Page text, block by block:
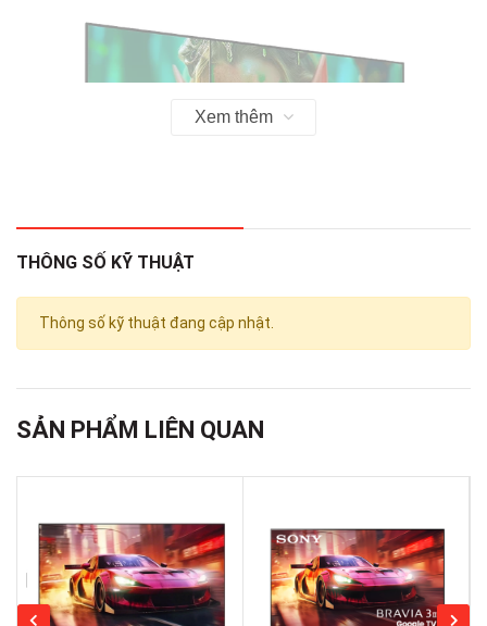
Nâng cấp chất lượng hình
ảnh lên chuẩn 4K
Tivi trang bị chip xử lý hình ảnh 4K X1 và công nghệ 4K X-
mở rộng thêm, các cảnh chuyển động sẽ mượt mà hơn. Mọi
thứ sẽ trở nên sống động và chân thực nhất cho trải nghiệm
người dùng.
Xem thêm
THÔNG SỐ KỸ THUẬT
Thông số kỹ thuật đang cập nhật.
SẢN PHẨM LIÊN QUAN